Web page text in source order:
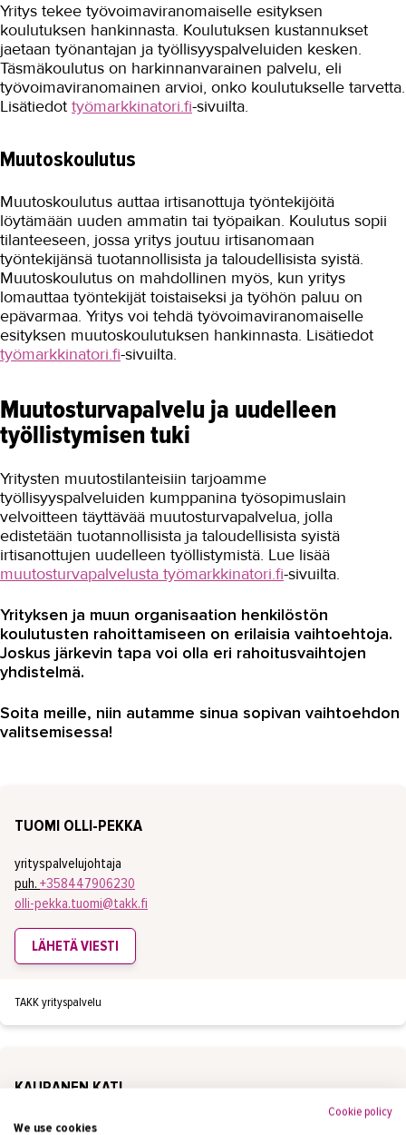
Yritys tekee työvoimaviranomaiselle esityksen
koulutuksen hankinnasta. Koulutuksen kustannukset
jaetaan työnantajan ja työllisyyspalveluiden kesken.
Täsmäkoulutus on harkinnanvarainen palvelu, eli
työvoimaviranomainen arvioi, onko koulutukselle tarvetta.
Lisätiedot työmarkkinatori.fi-sivuilta.
Muutoskoulutus
Muutoskoulutus auttaa irtisanottuja työntekijöitä
löytämään uuden ammatin tai työpaikan. Koulutus sopii
tilanteeseen, jossa yritys joutuu irtisanomaan
työntekijänsä tuotannollisista ja taloudellisista syistä.
Muutoskoulutus on mahdollinen myös, kun yritys
lomauttaa työntekijät toistaiseksi ja työhön paluu on
epävarmaa. Yritys voi tehdä työvoimaviranomaiselle
esityksen muutoskoulutuksen hankinnasta. Lisätiedot
työmarkkinatori.fi-sivuilta.
Muutosturvapalvelu ja uudelleen
työllistymisen tuki
Yritysten muutostilanteisiin tarjoamme
työllisyyspalveluiden kumppanina työsopimuslain
velvoitteen täyttävää muutosturvapalvelua, jolla
edistetään tuotannollisista ja taloudellisista syistä
irtisanottujen uudelleen työllistymistä. Lue lisää
muutosturvapalvelusta työmarkkinatori.fi-sivuilta.
Yrityksen ja muun organisaation henkilöstön
koulutusten rahoittamiseen on erilaisia vaihtoehtoja.
Joskus järkevin tapa voi olla eri rahoitusvaihtojen
yhdistelmä.
Soita meille, niin autamme sinua sopivan vaihtoehdon
valitsemisessa!
TUOMI OLLI-PEKKA
yrityspalvelujohtaja
puh. +358447906230
olli-pekka.tuomi@takk.fi
LÄHETÄ VIESTI
TAKK yrityspalvelu
KAURANEN KATI
yrityspalvelupäällikkö
Cookie policy
We use cookies